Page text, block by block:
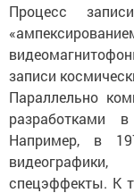
Процесс
записи
Параллельно
разработками
Например, в
спецэффекты. К